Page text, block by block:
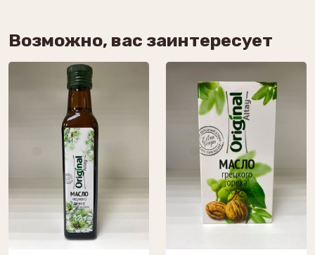
Возможно, вас заинтересует